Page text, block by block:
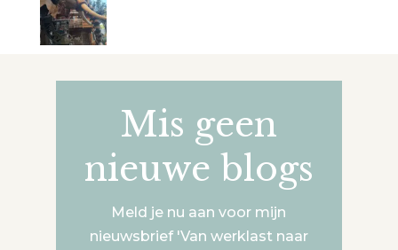
Mis geen
nieuwe blogs
Meld je nu aan voor mijn
nieuwsbrief 'Van werklast naar